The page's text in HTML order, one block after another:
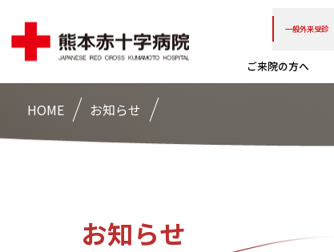
一般外来受診
ご来院の方へ
HOME お知らせ
お知らせ